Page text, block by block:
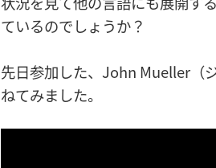
ているのでしょうか？
先日参加した、John Mueller（
ねてみました。